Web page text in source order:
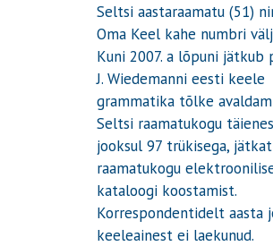
Seltsi aastaraamatu (51)
Oma Keel kahe numbri
Kuni 2007. a lõpuni jätkub
J. Wiedemanni eesti keele
grammatika tõlke
Seltsi raamatukogu
jooksul 97 trükisega,
raamatukogu
kataloogi koostamist.
Korrespondentidelt aasta
keeleainest ei laekunud.